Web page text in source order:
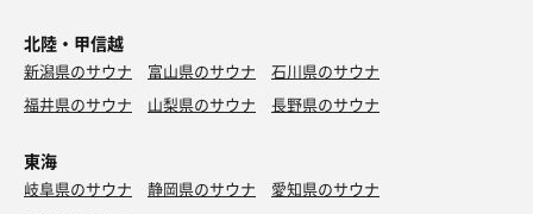
北陸・甲信越
新潟県のサウナ 富山県のサウナ
石川県のサウナ
福井県のサウナ
山梨県のサウナ 長野県のサウナ
東海
岐阜県のサウナ 静岡県のサウナ
愛知県のサウナ